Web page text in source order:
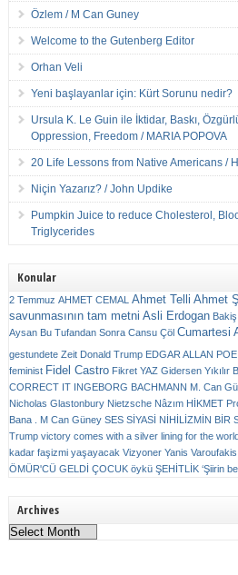
Özlem / M Can Guney
Welcome to the Gutenberg Editor
Orhan Veli
Yeni başlayanlar için: Kürt Sorunu nedir?
Ursula K. Le Guin ile İktidar, Baskı,
Oppression, Freedom / MARIA POPOVA
20 Life Lessons from Native Americans /
Niçin Yazarız? / John Updike
Pumpkin Juice to reduce Cholesterol,
Triglycerides
Konular
2 Temmuz AHMET CEMAL Ahmet Telli Ahmet
savunmasının tam metni Asli Erdogan
Aysan Bu Tufandan Sonra Cansu Çöl Cumartesi
gestundete Zeit Donald Trump EDGAR ALLAN POE
feminist Fidel Castro Fikret YAZ Gidersen Yıkılır
CORRECT IT INGEBORG BACHMANN M. Can
Nicholas Glastonbury Nietzsche Nâzım HİKMET
Bana . M Can Güney SES SİYASİ NİHİLİZMİN BİR
Trump victory comes with a silver lining for the
kadar faşizmi yaşayacak Vizyoner Yanis Varoufakis
ÖMÜR'CÜ GELDİ ÇOCUK öykü ŞEHİTLİK ‘Şiirin
Archives
Archives